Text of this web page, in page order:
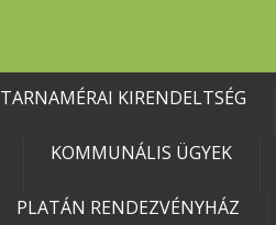
TARNAMÉRAI KIRENDELTSÉG
KOMMUNÁLIS ÜGYEK
PLATÁN RENDEZVÉNYHÁZ